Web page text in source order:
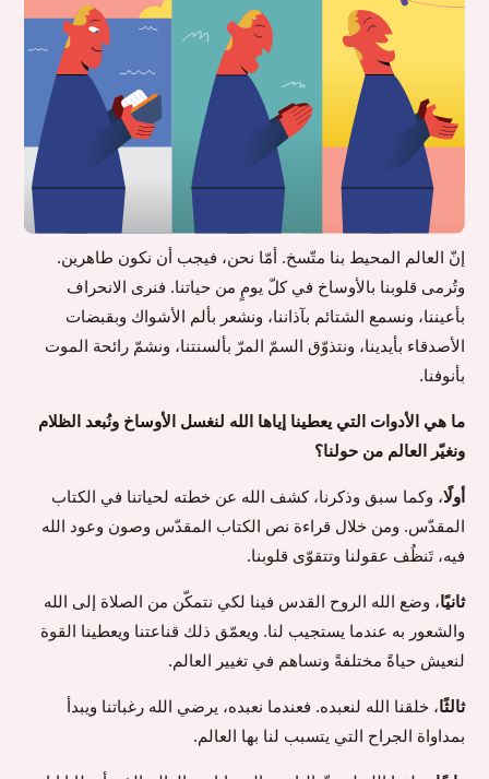
إنّ العالم المحيط بنا متّسخ. أمّا نحن، فيجب أن نكون طاهرين.
وتُرمى قلوبنا بالأوساخ في كلّ يومٍ من حياتنا. فنرى الانحراف
بأعيننا، ونسمع الشتائم بآذاننا، ونشعر بألم الأشواك وبقبضات
الأصدقاء بأيدينا، ونتذوّق السمّ المرّ بألسنتنا، ونشمّ رائحة الموت
بأنوفنا.
ما هي الأدوات التي يعطينا إياها الله لنغسل الأوساخ ونُبعد الظلام
ونغيّر العالم من حولنا؟
أولًا، وكما سبق وذكرنا، كشف الله عن خطته لحياتنا في الكتاب
المقدّس. ومن خلال قراءة نص الكتاب المقدّس وصون وعود الله
فيه، تَنظُف عقولنا وتتقوّى قلوبنا.
ثانيًا، وضع الله الروح القدس فينا لكي نتمكّن من الصلاة إلى الله
والشعور به عندما يستجيب لنا. ويعمّق ذلك قناعتنا ويعطينا القوة
لنعيش حياةً مختلفةً ونساهم في تغيير العالم.
ثالثًا، خلقنا الله لنعبده. فعندما نعبده، يرضي الله رغباتنا ويبدأ
بمداواة الجراح التي يتسبب لنا بها العالم.